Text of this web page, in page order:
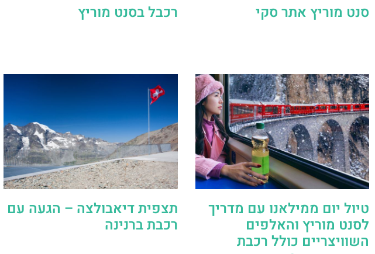
סנט מוריץ אתר סקי רכבל בסנט מוריץ
טיול יום ממילאנו עם מדריך
לסנט מוריץ והאלפים
השוויצריים כולל רכבת
תצפית דיאבולצה – הגעה עם
רכבת ברנינה